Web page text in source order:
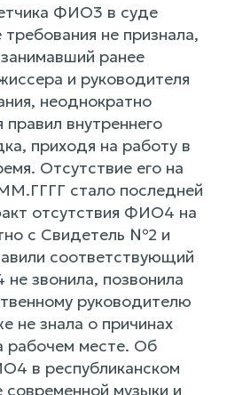
ФИО3 в суде
не признала,
ранее
и руководителя
неоднократно
внутреннего
приходя на работу в
Отсутствие его на
стало последней
отсутствия ФИО4 на
с Свидетель №2 и
соответствующий
звонила, позвонила
руководителю
не знала о причинах
рабочем месте. Об
в республиканском
современной музыки и